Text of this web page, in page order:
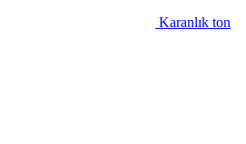
Karanlık ton